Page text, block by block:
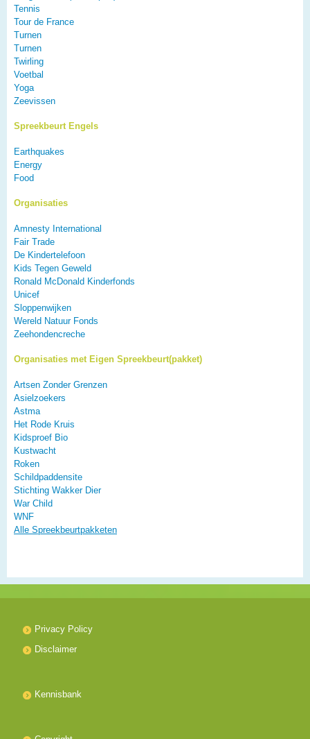
Tennis
Tour de France
Turnen
Turnen
Twirling
Voetbal
Yoga
Zeevissen
Spreekbeurt Engels
Earthquakes
Energy
Food
Organisaties
Amnesty International
Fair Trade
De Kindertelefoon
Kids Tegen Geweld
Ronald McDonald Kinderfonds
Unicef
Sloppenwijken
Wereld Natuur Fonds
Zeehondencreche
Organisaties met Eigen Spreekbeurt(pakket)
Artsen Zonder Grenzen
Asielzoekers
Astma
Het Rode Kruis
Kidsproef Bio
Kustwacht
Roken
Schildpaddensite
Stichting Wakker Dier
War Child
WNF
Alle Spreekbeurtpakketen
Privacy Policy
Disclaimer
Kennisbank